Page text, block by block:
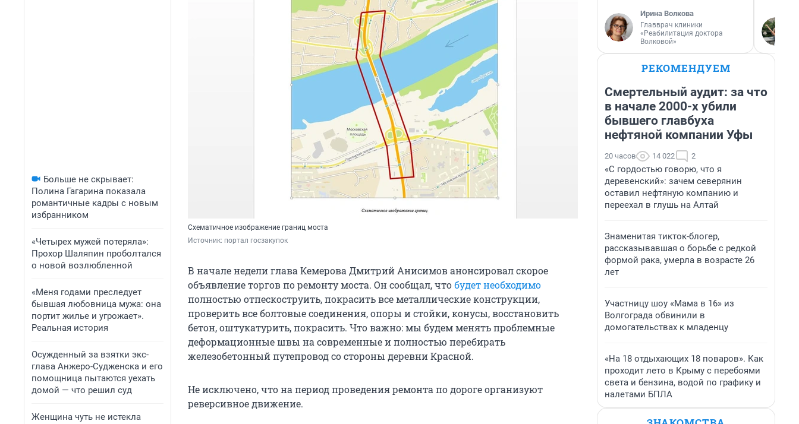
Больше не скрывает:
Полина Гагарина показала
романтичные кадры с новым
избранником
«Четырех мужей потеряла»:
Прохор Шаляпин проболтался
о новой возлюбленной
«Меня годами преследует
бывшая любовница мужа: она
портит жилье и угрожает».
Реальная история
Осужденный за взятки экс-
глава Анжеро-Судженска и его
помощница пытаются уехать
домой — что решил суд
Женщина чуть не истекла
Схематичное изображение границ моста
Источник: портал госзакупок
В начале недели глава Кемерова Дмитрий Анисимов анонсировал скорое
объявление торгов по ремонту моста. Он сообщал, чтобудет необходимо
полностью отпескоструить, покрасить все металлические конструкции,
проверить все болтовые соединения, опоры и стойки, конусы, восстановить
бетон, оштукатурить, покрасить. Что важно: мы будем менять проблемные
деформационные швы на современные и полностью перебирать
железобетонный путепровод со стороны деревни Красной.
Не исключено, что на период проведения ремонта по дороге организуют
реверсивное движение.
Ирина Волкова
Главврач клиники
«Реабилитация доктора
Волковой»
РЕКОМЕНДУЕМ
Смертельный аудит: за что
в начале 2000-х убили
бывшего главбуха
нефтяной компании Уфы
20 часов 14 022 2
«С гордостью говорю, что я
деревенский»: зачем северянин
оставил нефтяную компанию и
переехал в глушь на Алтай
Знаменитая тикток-блогер,
рассказывавшая о борьбе с редкой
формой рака, умерла в возрасте 26
лет
Участницу шоу «Мама в 16» из
Волгограда обвинили в
домогательствах к младенцу
«На 18 отдыхающих 18 поваров». Как
проходит лето в Крыму с перебоями
света и бензина, водой по графику и
налетами БПЛА